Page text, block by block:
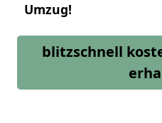
Umzug!
blitzschnell